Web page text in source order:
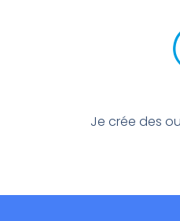
Je crée des